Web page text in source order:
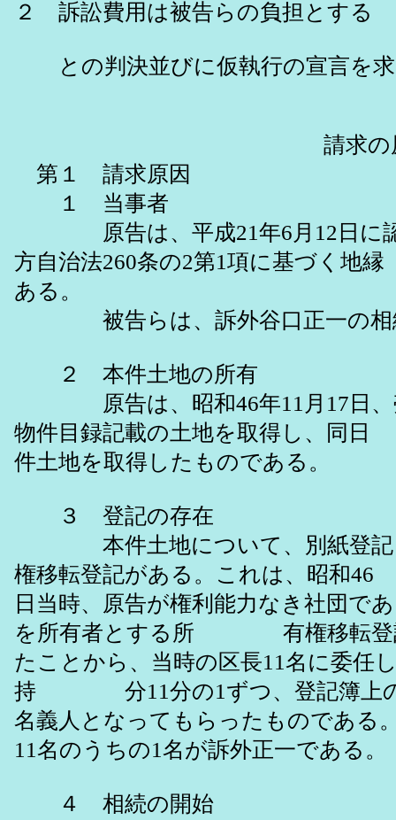
２ 訴訟費用は被告らの負担とする
との判決並びに仮執行の宣言を
請求の原
第１ 請求原因
１ 当事者
原告は、平成21年6月12日に認
方自治法260条の2第1項に基づ
ある。
被告らは、訴外谷口正一の相
２ 本件土地の所有
原告は、昭和46年11月17日、
物件目録記載の土地を取得し、
件土地を取得したものである。
３ 登記の存在
本件土地について、別紙登記
権移転登記がある。これは、昭
日当時、原告が権利能力なき社団で
を所有者とする所 有権移転登
たことから、当時の区長11名に委任
持 分11分の1ずつ、登記簿上の
名義人となってもらったもの
11名のうちの1名が訴外正一である。
４ 相続の開始